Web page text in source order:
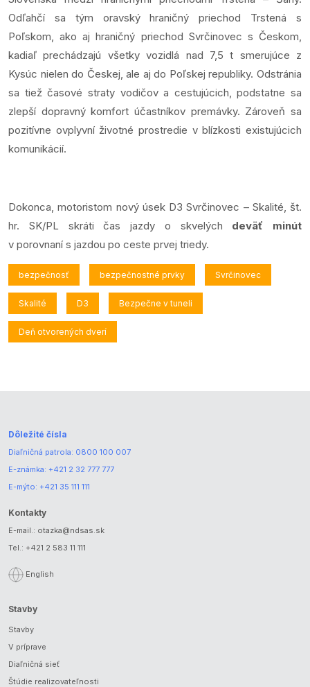
Odľahčí sa tým oravský hraničný priechod Trstená s
Poľskom, ako aj hraničný priechod Svrčinovec s Českom,
kadiaľ prechádzajú všetky vozidlá nad 7,5 t smerujúce z
Kysúc nielen do Českej, ale aj do Poľskej republiky. Odstránia
sa tiež časové straty vodičov a cestujúcich, podstatne sa
zlepší dopravný komfort účastníkov premávky. Zároveň sa
pozitívne ovplyvní životné prostredie v blízkosti existujúcich
komunikácií.
Dokonca, motoristom nový úsek D3 Svrčinovec – Skalité, št.
hr. SK/PL skráti čas jazdy o skvelých deväť minút
v porovnaní s jazdou po ceste prvej triedy.
bezpečnosť bezpečnostné prvky Svrčinovec
Skalité D3 Bezpečne v tuneli
Deň otvorených dverí
Dôležité čísla
Diaľničná patrola: 0800 100 007
E-známka: +421 2 32 777 777
E-mýto: +421 35 111 111
Kontakty
E-mail.: otazka@ndsas.sk
Tel.: +421 2 583 11 111
English
Stavby
Stavby
V príprave
Diaľničná sieť
Štúdie realizovateľnosti